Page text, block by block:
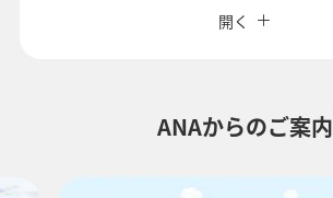
往復で異なるクラスで検索開く
ANAからのご案内